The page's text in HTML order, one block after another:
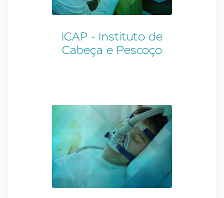
ICAP - Instituto de
Cabeça e Pescoço